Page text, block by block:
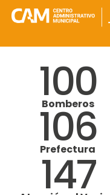
100
Bomberos
106
Prefectura
147